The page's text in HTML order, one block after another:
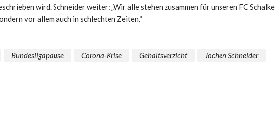
wird. Schneider weiter: „Wir alle stehen zusammen für unseren FC Schalke
vor allem auch in schlechten Zeiten.“
Bundesligapause Corona-Krise Gehaltsverzicht
Jochen Schneider